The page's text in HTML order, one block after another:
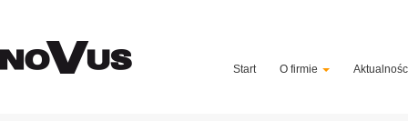
Start
O firmie